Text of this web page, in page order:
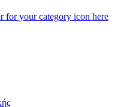
for your category icon here